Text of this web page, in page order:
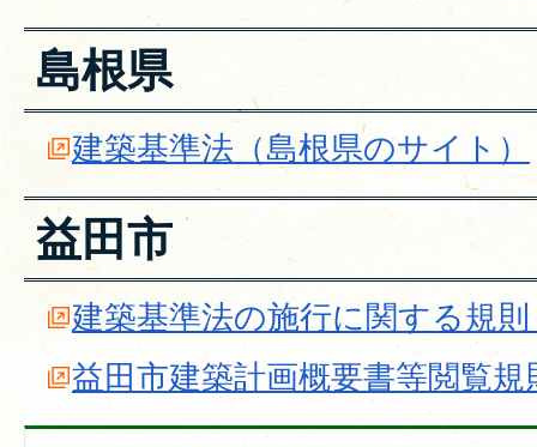
島根県
建築基準法（島根県のサイト）
益田市
建築基準法の施行に関する規
益田市建築計画概要書等閲覧